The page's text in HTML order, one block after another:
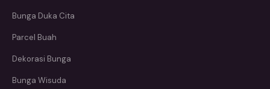
Bunga Duka Cita
Parcel Buah
Dekorasi Bunga
Bunga Wisuda